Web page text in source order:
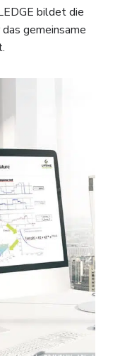
bildet die
gemeinsame